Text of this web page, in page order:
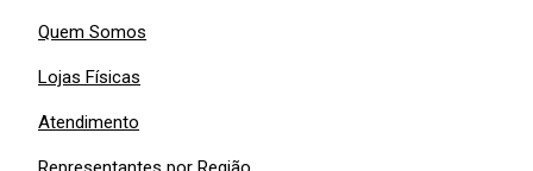
Quem Somos
Lojas Físicas
Atendimento